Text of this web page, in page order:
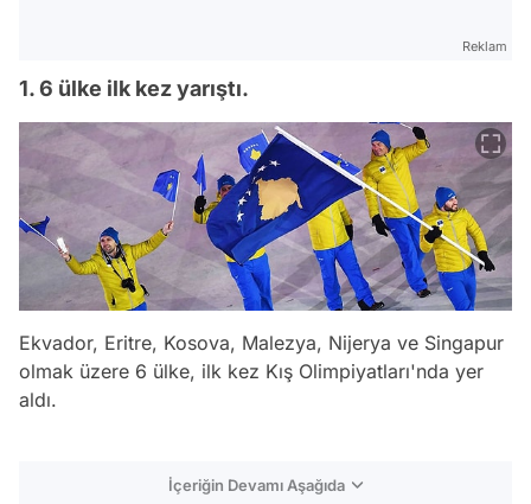
Reklam
1. 6 ülke ilk kez yarıştı.
Ekvador, Eritre, Kosova, Malezya, Nijerya ve Singapur
olmak üzere 6 ülke, ilk kez Kış Olimpiyatları'nda yer
aldı.
İçeriğin Devamı Aşağıda